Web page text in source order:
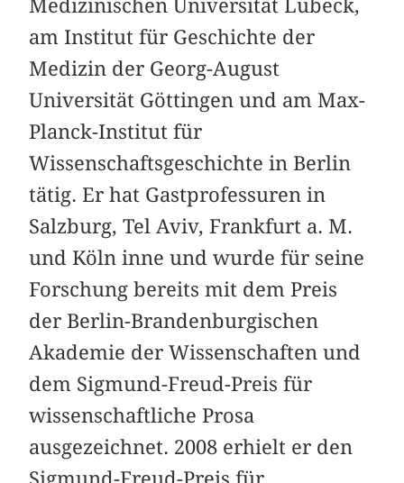
Medizinischen Universität Lübeck,
am Institut für Geschichte der
Medizin der Georg-August
Universität Göttingen und am Max-
Planck-Institut für
Wissenschaftsgeschichte in Berlin
tätig. Er hat Gastprofessuren in
Salzburg, Tel Aviv, Frankfurt a. M.
und Köln inne und wurde für seine
Forschung bereits mit dem Preis
der Berlin-Brandenburgischen
Akademie der Wissenschaften und
dem Sigmund-Freud-Preis für
wissenschaftliche Prosa
ausgezeichnet. 2008 erhielt er den